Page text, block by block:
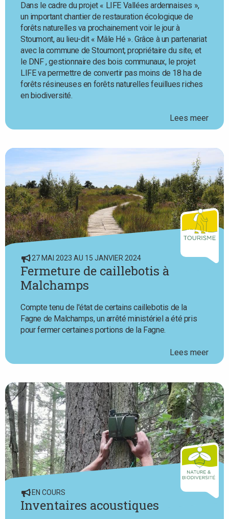
Dans le cadre du projet « LIFE Vallées ardennaises »,
un important chantier de restauration écologique de
forêts naturelles va prochainement voir le jour à
Stoumont, au lieu-dit « Mâle Hé ». Grâce à un partenariat
avec la commune de Stoumont, propriétaire du site, et
le DNF , gestionnaire des bois communaux, le projet
LIFE va permettre de convertir pas moins de 18 ha de
forêts résineuses en forêts naturelles feuillues riches
en biodiversité.
Lees meer
27 MAI 2023 AU 15 JANVIER 2024
Fermeture de caillebotis à
Malchamps
Compte tenu de l'état de certains caillebotis de la
Fagne de Malchamps, un arrêté ministériel a été pris
pour fermer certaines portions de la Fagne.
Lees meer
EN COURS
Inventaires acoustiques